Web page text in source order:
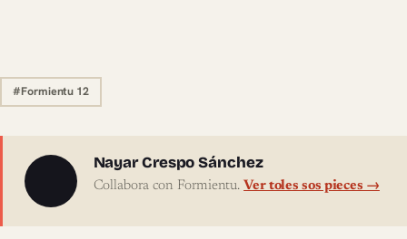
#Formientu 12
Sobre l'autor
Nayar Crespo Sánchez
Collabora con Formientu.Ver toles sos pieces →